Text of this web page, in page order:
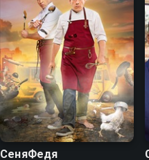
7.1 5.4
СеняФедя